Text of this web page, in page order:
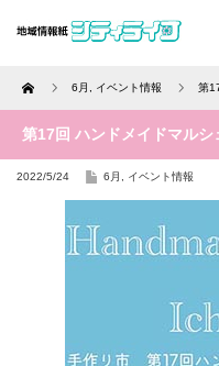
Home 6月 イベント情報 第
第17回 ハンドメイドマルシ
2022/5/24 6月 イベント情報